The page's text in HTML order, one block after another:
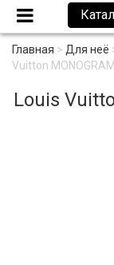
Главная > Для неё
Vuitton MONOGRAM
Louis